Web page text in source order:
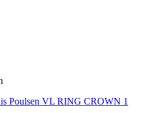
Poulsen VL RING CROWN 1